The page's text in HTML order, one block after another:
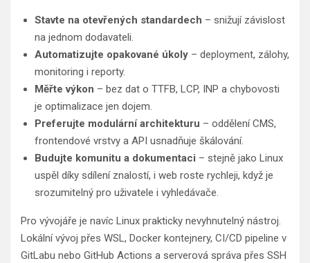
Stavte na otevřených standardech – snižují závislost
na jednom dodavateli.
Automatizujte opakované úkoly – deployment, zálohy,
monitoring i reporty.
Měřte výkon – bez dat o TTFB, LCP, INP a chybovosti
je optimalizace jen dojem.
Preferujte modulární architekturu – oddělení CMS,
frontendové vrstvy a API usnadňuje škálování.
Budujte komunitu a dokumentaci – stejně jako Linux
uspěl díky sdílení znalostí, i web roste rychleji, když je
srozumitelný pro uživatele i vyhledávače.
Pro vývojáře je navíc Linux prakticky nevyhnutelný nástroj.
Lokální vývoj přes WSL, Docker kontejnery, CI/CD pipeline v
GitLabu nebo GitHub Actions a serverová správa přes SSH